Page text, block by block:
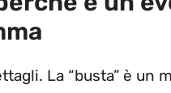
La “busta” è un